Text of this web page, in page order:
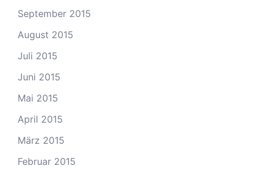
September 2015
August 2015
Juli 2015
Juni 2015
Mai 2015
April 2015
März 2015
Februar 2015